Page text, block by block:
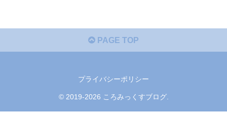
PAGE TOP
プライバシーポリシー
© 2019-2026 ころみっくすブログ.